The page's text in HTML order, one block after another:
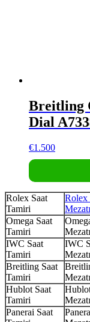
Breitling
Dial
€1.500
Rolex Saat
Tamiri
Rolex
Mezatı
Omega Saat
Tamiri
Mezatı
IWC Saat
Tamiri
IWC
Mezatı
Breitling Saat
Tamiri
Mezatı
Hublot Saat
Tamiri
Mezatı
Panerai Saat